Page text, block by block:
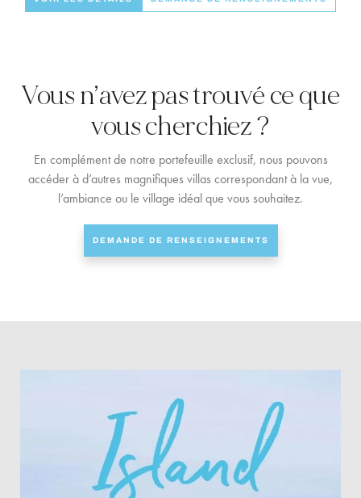
Vous n’avez pas trouvé ce que
vous cherchiez ?
En complément de notre portefeuille exclusif, nous pouvons
accéder à d’autres magnifiques villas correspondant à la vue,
l’ambiance ou le village idéal que vous souhaitez.
DEMANDE DE RENSEIGNEMENTS